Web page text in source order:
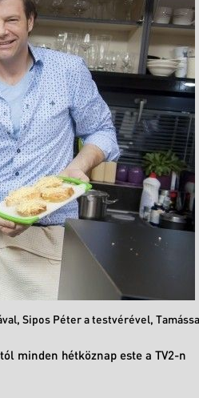
Sipos Péter a testvérével,
minden hétköznap este a TV2-n